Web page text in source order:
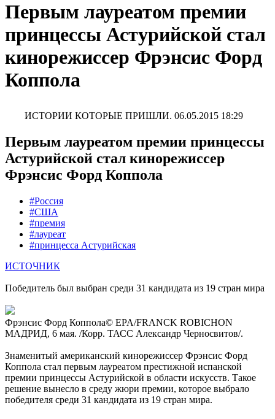
Первым лауреатом премии
принцессы Астурийской стал
кинорежиссер Фрэнсис Форд
Коппола
ИСТОРИИ КОТОРЫЕ ПРИШЛИ. 06.05.2015 18:29
Первым лауреатом премии принцессы
Астурийской стал кинорежиссер
Фрэнсис Форд Коппола
#Россия
#США
#премия
#лауреат
#принцесса Астурийская
ИСТОЧНИК
Победитель был выбран среди 31 кандидата из 19 стран мира
Фрэнсис Форд Коппола© EPA/FRANCK ROBICHON
МАДРИД, 6 мая. /Корр. ТАСС Александр Черносвитов/.
Знаменитый американский кинорежиссер Фрэнсис Форд
Коппола стал первым лауреатом престижной испанской
премии принцессы Астурийской в области искусств. Такое
решение вынесло в среду жюри премии, которое выбрало
победителя среди 31 кандидата из 19 стран мира.